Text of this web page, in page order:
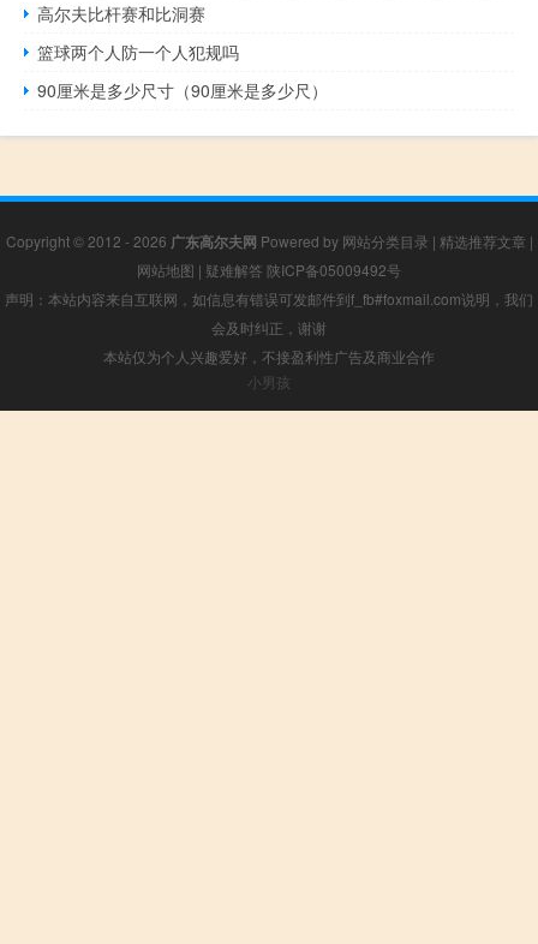
高尔夫比杆赛和比洞赛
篮球两个人防一个人犯规吗
90厘米是多少尺寸（90厘米是多少尺）
Copyright © 2012 - 2026 广东高尔夫网 Powered by 网站分类目录 | 精选推荐文章 |
网站地图 | 疑难解答 陕ICP备05009492号
声明：本站内容来自互联网，如信息有错误可发邮件到f_fb#foxmail.com说明，我们
会及时纠正，谢谢
本站仅为个人兴趣爱好，不接盈利性广告及商业合作
小男孩